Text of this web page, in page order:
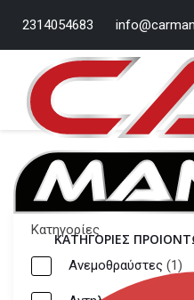
2314054683
ΚΑΤΗΓΟΡΙΕΣ
Κατηγορίες
Ανεμοθραύστες (1)